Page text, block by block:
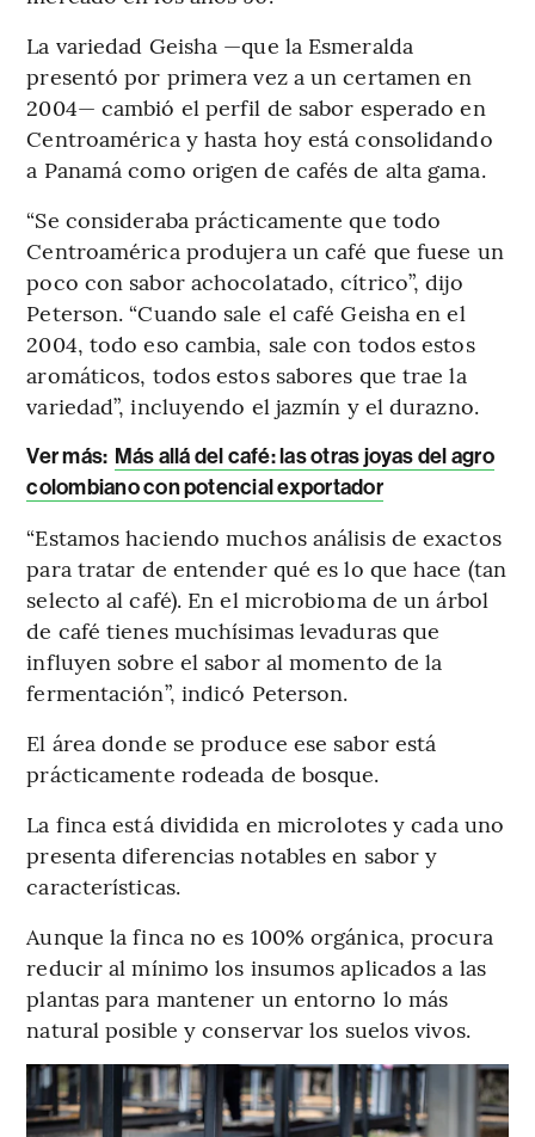
La variedad Geisha —que la Esmeralda
presentó por primera vez a un certamen en
2004— cambió el perfil de sabor esperado en
Centroamérica y hasta hoy está consolidando
a Panamá como origen de cafés de alta gama.
“Se consideraba prácticamente que todo
Centroamérica produjera un café que fuese un
poco con sabor achocolatado, cítrico”, dijo
Peterson. “Cuando sale el café Geisha en el
2004, todo eso cambia, sale con todos estos
aromáticos, todos estos sabores que trae la
variedad”, incluyendo el jazmín y el durazno.
Ver más: Más allá del café: las otras joyas del agro
colombiano con potencial exportador
“Estamos haciendo muchos análisis de exactos
para tratar de entender qué es lo que hace (tan
selecto al café). En el microbioma de un árbol
de café tienes muchísimas levaduras que
influyen sobre el sabor al momento de la
fermentación”, indicó Peterson.
El área donde se produce ese sabor está
prácticamente rodeada de bosque.
La finca está dividida en microlotes y cada uno
presenta diferencias notables en sabor y
características.
Aunque la finca no es 100% orgánica, procura
reducir al mínimo los insumos aplicados a las
plantas para mantener un entorno lo más
natural posible y conservar los suelos vivos.